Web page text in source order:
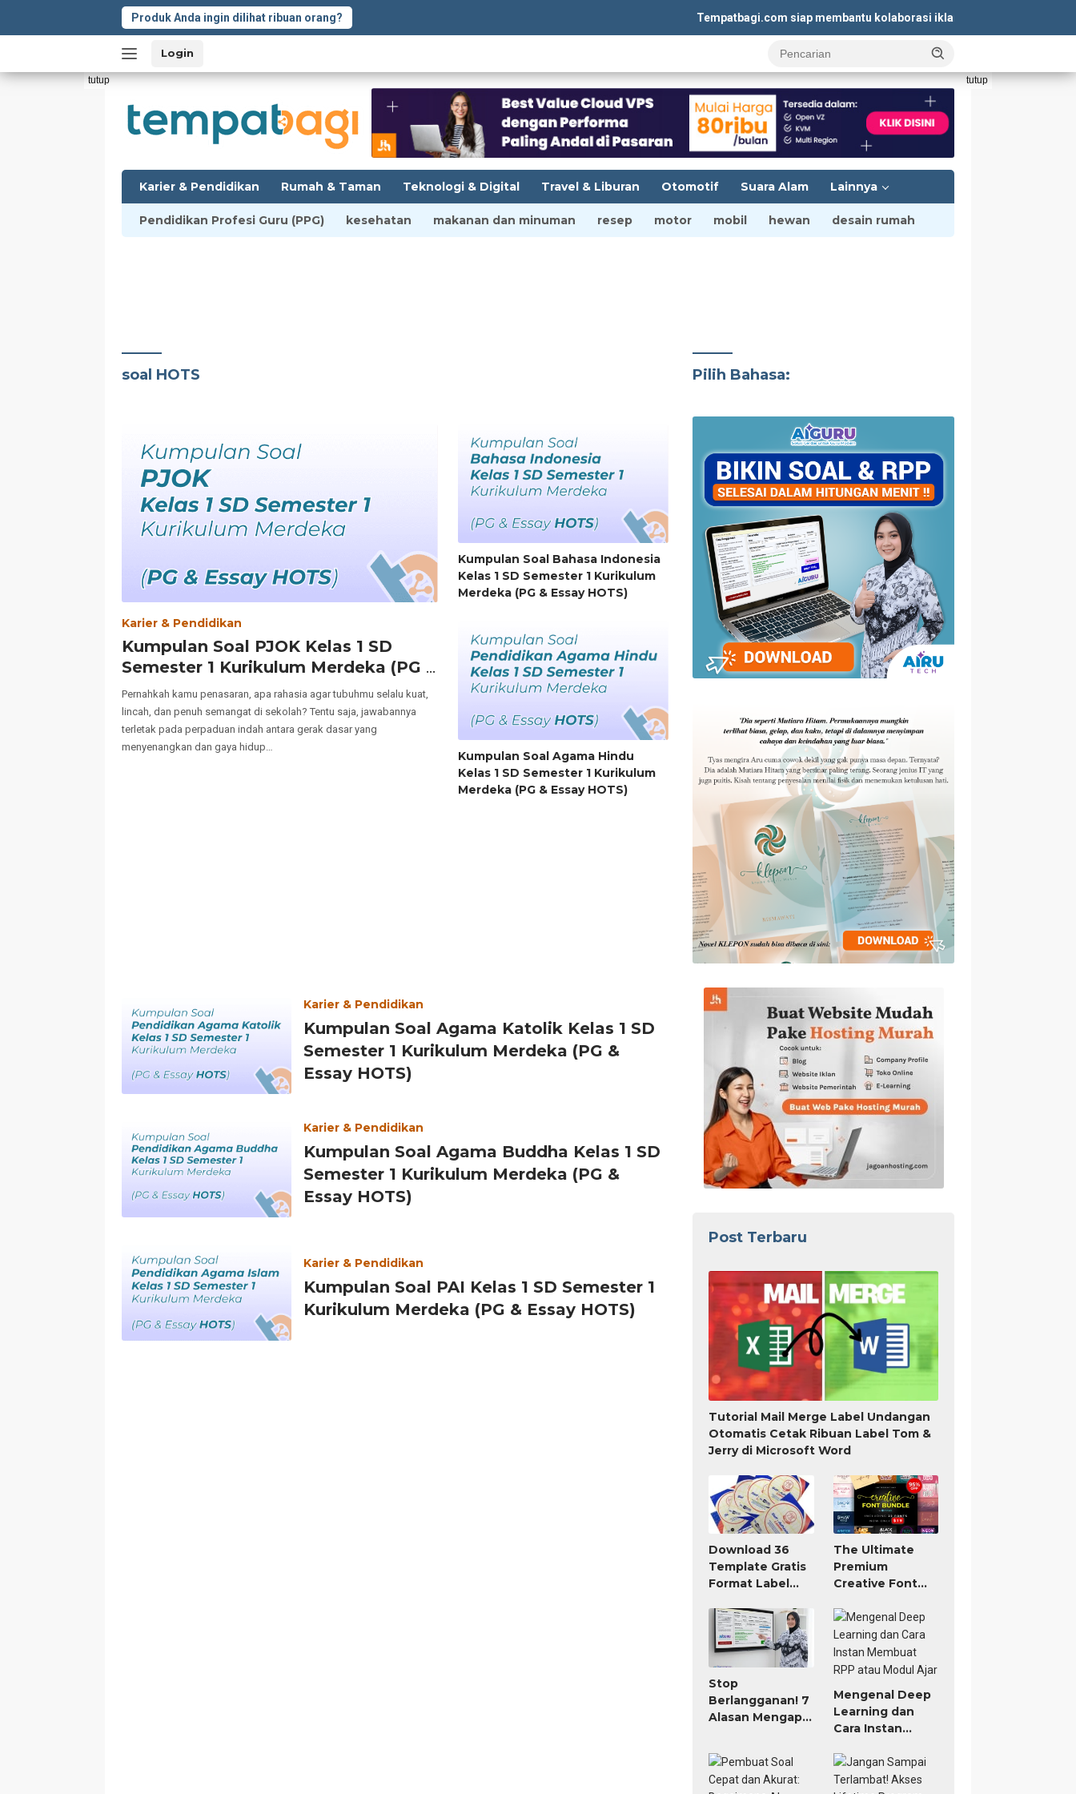
Produk Anda ingin dilihat ribuan orang? Tempatbagi.com siap membantu kolaborasi iklan yang menguntungkan.
Login
tutup tutup
Karier & Pendidikan Rumah & Taman Teknologi & Digital Travel & Liburan Otomotif Suara Alam Lainnya
Pendidikan Profesi Guru (PPG) kesehatan makanan dan minuman resep motor mobil hewan desain rumah
soal HOTS
Karier & Pendidikan
Kumpulan Soal PJOK Kelas 1 SD
Semester 1 Kurikulum Merdeka (PG &
Essay HOTS)
Pernahkah kamu penasaran, apa rahasia agar tubuhmu selalu kuat,
lincah, dan penuh semangat di sekolah? Tentu saja, jawabannya
terletak pada perpaduan indah antara gerak dasar yang
menyenangkan dan gaya hidup…
Kumpulan Soal Bahasa Indonesia
Kelas 1 SD Semester 1 Kurikulum
Merdeka (PG & Essay HOTS)
Kumpulan Soal Agama Hindu
Kelas 1 SD Semester 1 Kurikulum
Merdeka (PG & Essay HOTS)
Karier & Pendidikan
Kumpulan Soal Agama Katolik Kelas 1 SD
Semester 1 Kurikulum Merdeka (PG &
Essay HOTS)
Karier & Pendidikan
Kumpulan Soal Agama Buddha Kelas 1 SD
Semester 1 Kurikulum Merdeka (PG &
Essay HOTS)
Karier & Pendidikan
Kumpulan Soal PAI Kelas 1 SD Semester 1
Kurikulum Merdeka (PG & Essay HOTS)
Pilih Bahasa:
Post Terbaru
Tutorial Mail Merge Label Undangan
Otomatis Cetak Ribuan Label Tom &
Jerry di Microsoft Word
Download 36
Template Gratis
Format Label
Microsoft Word
The Ultimate
Premium
Creative Font
Stop
Berlangganan! 7
Alasan Mengapa
Tool AI untuk
Guru Paling
Worth It (Bayar
Mengenal Deep
Learning dan
Cara Instan
atau Modul Ajar